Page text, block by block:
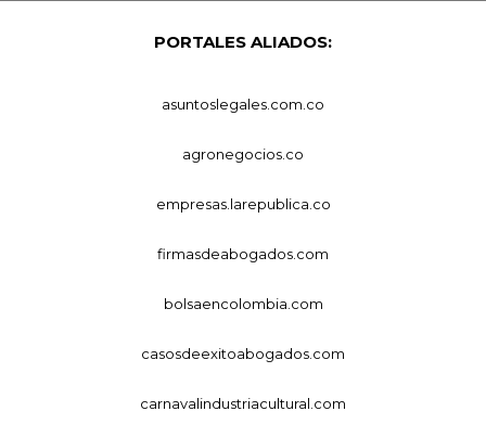
PORTALES ALIADOS:
asuntoslegales.com.co
agronegocios.co
empresas.larepublica.co
firmasdeabogados.com
bolsaencolombia.com
casosdeexitoabogados.com
carnavalindustriacultural.com